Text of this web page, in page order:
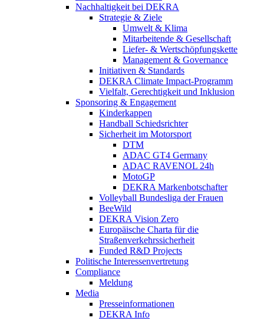
Nachhaltigkeit bei DEKRA
Strategie & Ziele
Umwelt & Klima
Mitarbeitende & Gesellschaft
Liefer- & Wertschöpfungskette
Management & Governance
Initiativen & Standards
DEKRA Climate Impact-Programm
Vielfalt, Gerechtigkeit und Inklusion​
Sponsoring & Engagement
Kinderkappen
Handball Schiedsrichter
Sicherheit im Motorsport
DTM
ADAC GT4 Germany
ADAC RAVENOL 24h
MotoGP
DEKRA Markenbotschafter
Volleyball Bundesliga der Frauen
BeeWild
DEKRA Vision Zero
Europäische Charta für die
Straßenverkehrssicherheit
Funded R&D Projects
Politische Interessenvertretung
Compliance
Meldung
Media
Presseinformationen
DEKRA Info